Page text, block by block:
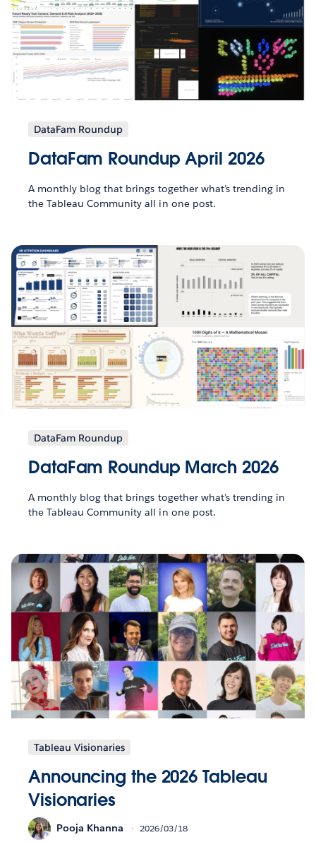
DataFam Roundup
DataFam Roundup April 2026
A monthly blog that brings together what’s trending in
the Tableau Community all in one post.
DataFam Roundup
DataFam Roundup March 2026
A monthly blog that brings together what’s trending in
the Tableau Community all in one post.
Tableau Visionaries
Announcing the 2026 Tableau
Visionaries
Pooja Khanna 2026/03/18